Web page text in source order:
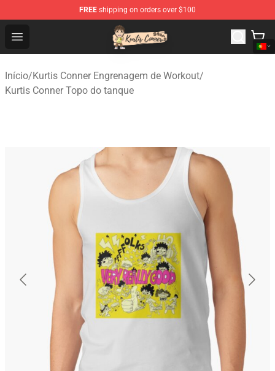
FREE shipping on orders over $100
Open menu
Kurtis Conner Store - Official Kurtis Conner Merchandise
Início/Kurtis Conner Engrenagem de Workout/
Kurtis Conner Topo do tanque